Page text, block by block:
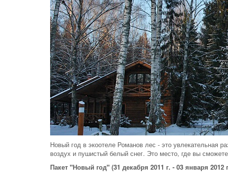
Новый год в экоотеле Романов лес - это увлекательная
воздух и пушистый белый снег. Это место, где вы
Пакет "Новый год" (31 декабря 2011 г. - 03 января 2012